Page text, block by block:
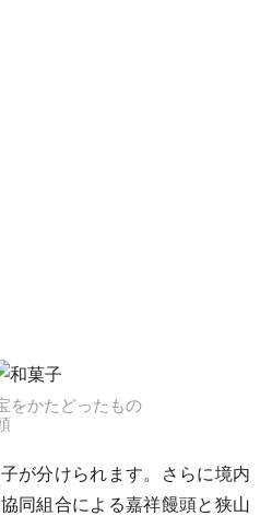
をかたどったもの
が分けられます。さらに境内
同組合による嘉祥饅頭と狭山